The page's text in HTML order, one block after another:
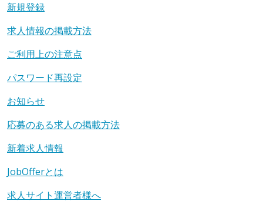
新規登録
求人情報の掲載方法
ご利用上の注意点
パスワード再設定
お知らせ
応募のある求人の掲載方法
新着求人情報
JobOfferとは
求人サイト運営者様へ